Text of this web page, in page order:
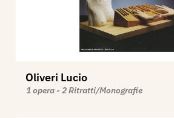
Oliveri Lucio
1 opera - 2 Ritratti/Monografie